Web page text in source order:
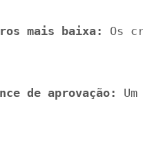
mais baixa: Os
de aprovação: